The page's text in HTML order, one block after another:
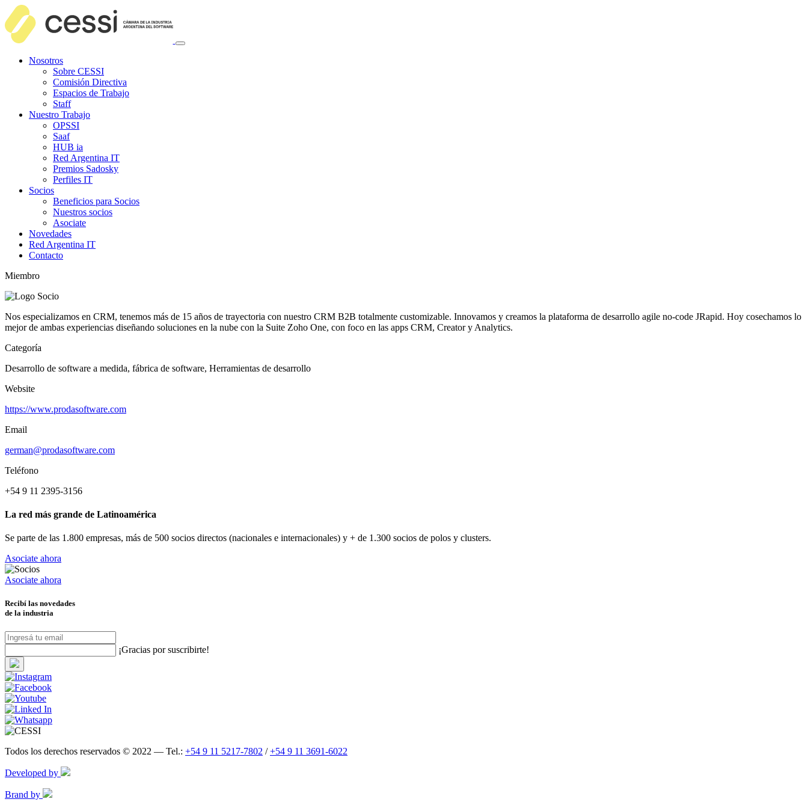
Nosotros
Sobre CESSI
Comisión Directiva
Espacios de Trabajo
Staff
Nuestro Trabajo
OPSSI
Saaf
HUB ia
Red Argentina IT
Premios Sadosky
Perfiles IT
Socios
Beneficios para Socios
Nuestros socios
Asociate
Novedades
Red Argentina IT
Contacto
Miembro
Nos especializamos en CRM, tenemos más de 15 años de trayectoria con nuestro CRM B2B totalmente customizable. Innovamos y creamos la plataforma de desarrollo agile no-code JRapid. Hoy cosechamos lo
mejor de ambas experiencias diseñando soluciones en la nube con la Suite Zoho One, con foco en las apps CRM, Creator y Analytics.
Categoría
Desarrollo de software a medida, fábrica de software, Herramientas de desarrollo
Website
https://www.prodasoftware.com
Email
german@prodasoftware.com
Teléfono
+54 9 11 2395-3156
La red más grande de Latinoamérica
Se parte de las 1.800 empresas, más de 500 socios directos (nacionales e internacionales) y + de 1.300 socios de polos y clusters.
Asociate ahora
Asociate ahora
Recibí las novedades
de la industria
¡Gracias por suscribirte!
Todos los derechos reservados © 2022 — Tel.: +54 9 11 5217-7802 /+54 9 11 3691-6022
Developed by
Brand by